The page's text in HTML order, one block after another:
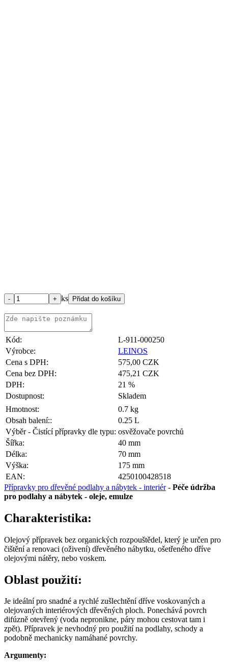
ks
Kód:
L-911-000250
Výrobce:
LEINOS
Cena s DPH:
575,00 CZK
Cena bez DPH:
475,21 CZK
DPH:
21 %
Dostupnost:
Skladem
Hmotnost:
0.7 kg
Obsah balení::
0.25 L
Výběr - Čistící přípravky dle typu: osvěžovače povrchů
Šířka:
40 mm
Délka:
70 mm
Výška:
175 mm
EAN:
4250100428518
Přípravky pro dřevěné podlahy a nábytek - interiér- Péče údržba
pro podlahy a nábytek - oleje, emulze
Charakteristika:
Olejový přípravek bez organických rozpouštědel, který je určen pro
čištění a renovaci (oživení) dřevěného nábytku, ošetřeného dříve
olejovými nátěry, nebo voskem.
Oblast použití:
Je ideální pro snadné a rychlé zušlechtění dříve voskovaných a
olejovaných interiérových dřevěných ploch. Ponechává povrch
difúzně otevřený (voda nepronikne, páry mohou cestovat tam i
zpět). Přípravek je nevhodný pro použití na podlahy, schody a
podobně mechanicky namáhané povrchy.
Argumenty: